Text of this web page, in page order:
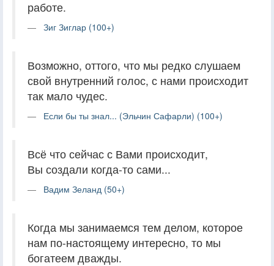
работе.
Зиг Зиглар (100+)
Возможно, оттого, что мы редко слушаем
свой внутренний голос, с нами происходит
так мало чудес.
Если бы ты знал... (Эльчин Сафарли) (100+)
Всё что сейчас с Вами происходит,
Вы создали когда-то сами...
Вадим Зеланд (50+)
Когда мы занимаемся тем делом, которое
нам по-настоящему интересно, то мы
богатеем дважды.